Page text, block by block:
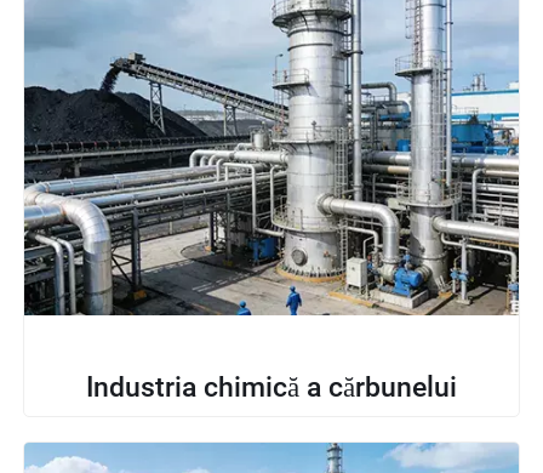
Industria chimică a cărbunelui